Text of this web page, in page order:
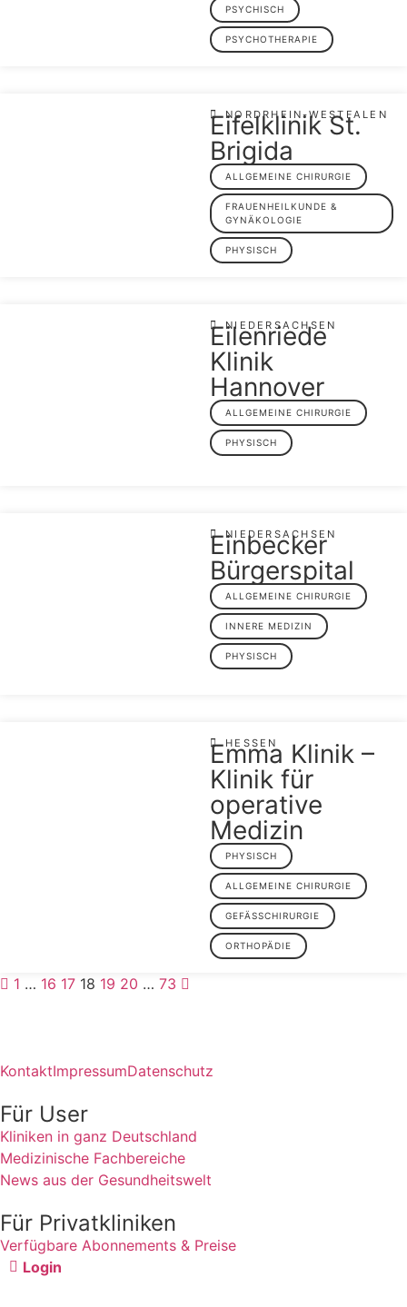
PSYCHISCH
PSYCHOTHERAPIE
NORDRHEIN-WESTFALEN
Eifelklinik St.
Brigida
ALLGEMEINE CHIRURGIE
FRAUENHEILKUNDE &
GYNÄKOLOGIE
PHYSISCH
NIEDERSACHSEN
Eilenriede
Klinik
Hannover
ALLGEMEINE CHIRURGIE
PHYSISCH
NIEDERSACHSEN
Einbecker
Bürgerspital
ALLGEMEINE CHIRURGIE
INNERE MEDIZIN
PHYSISCH
HESSEN
Emma Klinik –
Klinik für
operative
Medizin
PHYSISCH
ALLGEMEINE CHIRURGIE
GEFÄSSCHIRURGIE
ORTHOPÄDIE
1 … 16 17 18 19 20 … 73
KontaktImpressumDatenschutz
Für User
Kliniken in ganz Deutschland
Medizinische Fachbereiche
News aus der Gesundheitswelt
Für Privatkliniken
Verfügbare Abonnements & Preise
Login